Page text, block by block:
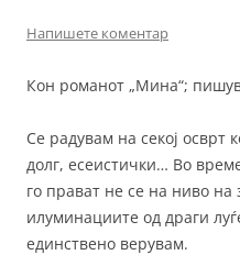
Напишете коментар
Кон романот „Мина“;
Се радувам на секој осврт
долг, есеистички… Во
го прават не се на ниво
илуминациите од драги
единствено верувам.